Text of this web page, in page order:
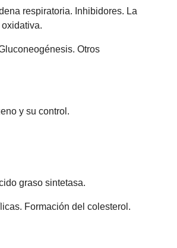
respiratoria. Inhibidores. La
Otros
y su control.
graso sintetasa.
Formación del colesterol.